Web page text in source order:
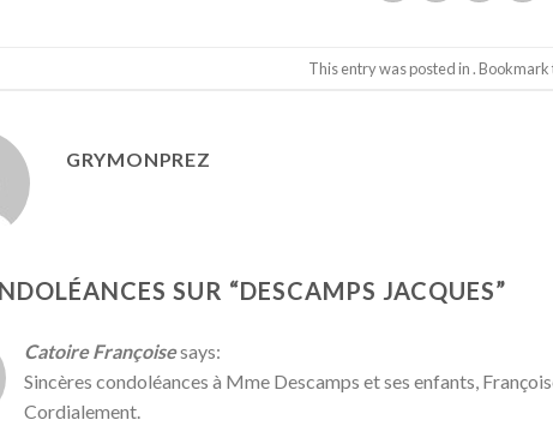
This entry was posted in .
GRYMONPREZ
SUR “DESCAMPS JACQUES”
Catoire Françoisesays:
Sincères condoléances à Mme Descamps et ses enfants,
Cordialement.